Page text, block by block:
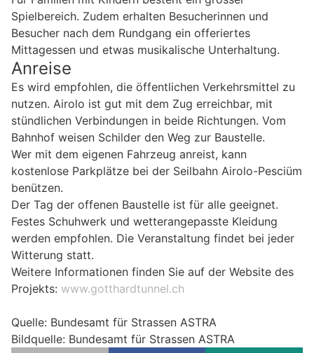
Spielbereich. Zudem erhalten Besucherinnen und
Besucher nach dem Rundgang ein offeriertes
Mittagessen und etwas musikalische Unterhaltung.
Anreise
Es wird empfohlen, die öffentlichen Verkehrsmittel zu
nutzen. Airolo ist gut mit dem Zug erreichbar, mit
stündlichen Verbindungen in beide Richtungen. Vom
Bahnhof weisen Schilder den Weg zur Baustelle.
Wer mit dem eigenen Fahrzeug anreist, kann
kostenlose Parkplätze bei der Seilbahn Airolo-Pesciüm
benützen.
Der Tag der offenen Baustelle ist für alle geeignet.
Festes Schuhwerk und wetterangepasste Kleidung
werden empfohlen. Die Veranstaltung findet bei jeder
Witterung statt.
Weitere Informationen finden Sie auf der Website des
Projekts: www.gotthardtunnel.ch
Quelle: Bundesamt für Strassen ASTRA
Bildquelle: Bundesamt für Strassen ASTRA